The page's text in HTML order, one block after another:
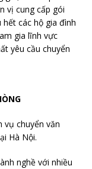
vị cung cấp gói
các hộ gia đình
gia lĩnh vực
yêu cầu chuyển
vụ chuyển văn
Hà Nội.
nghề với nhiều